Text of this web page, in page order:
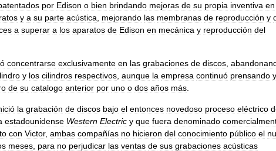
por Edison o bien brindando mejoras de su propia inventiva en
y a su parte acústica mejorando las membranas de reproducción y
a superar a los aparatos de Edison en mecánica y reproducción del
concentrarse exclusivamente en las grabaciones de discos
y los cilindros respectivos aunque la empresa continuó prensando y
de su catalogo anterior por uno o dos años más
la grabación de discos bajo el entonces novedoso proceso eléctrico
estadounidense Western Electric y que fuera denominado
con Victor, ambas compañías no hicieron del conocimiento público el
meses para no perjudicar las ventas de sus grabaciones acústicas